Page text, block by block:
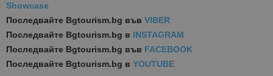
Showcase
Последвайте Bgtourism.bg във VIBER
Последвайте Bgtourism.bg в INSTAGRAM
Последвайте Bgtourism.bg във FACEBOOK
Последвайте Bgtourism.bg в YOUTUBE